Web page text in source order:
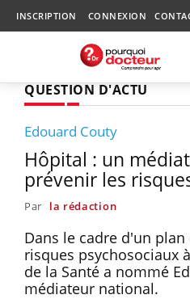
INSCRIPTION CONNEXION
QUESTION D'ACTU
Edouard Couty
Hôpital : un
prévenir les
Par la rédaction
Dans le cadre d'un
risques psychosociaux
de la Santé a nommé
médiateur national.